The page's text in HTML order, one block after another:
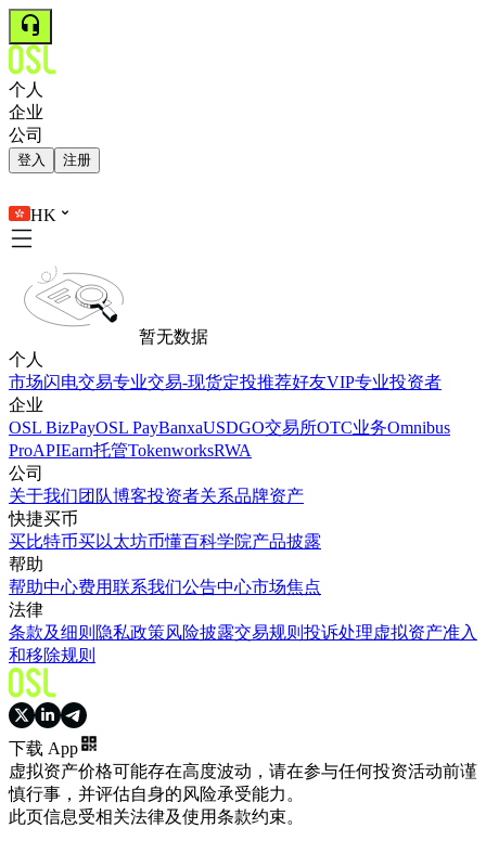
个人
企业
公司
登入 注册
HK
暂无数据
个人
市场闪电交易专业交易-现货定投推荐好友VIP专业投资者
企业
OSL BizPayOSL PayBanxaUSDGO交易所OTC业务Omnibus
ProAPIEarn托管TokenworksRWA
公司
关于我们团队博客投资者关系品牌资产
快捷买币
买比特币买以太坊币懂百科学院产品披露
帮助
帮助中心费用联系我们公告中心市场焦点
法律
条款及细则 隐私政策风险披露交易规则 投诉处理虚拟资产准入
和移除规则
下载 App
虚拟资产价格可能存在高度波动，请在参与任何投资活动前谨
慎行事，并评估自身的风险承受能力。
此页信息受相关法律及使用条款约束。